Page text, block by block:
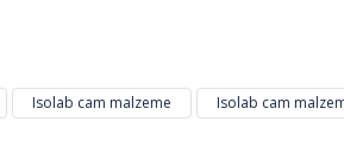
Yorum Yaz
Isolab cam malzeme Isolab cam